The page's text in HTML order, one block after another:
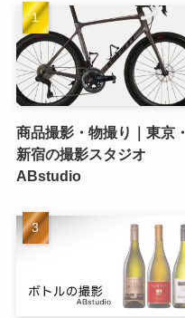
商品撮影・物撮り｜東京・
新宿の撮影スタジオ
ABstudio